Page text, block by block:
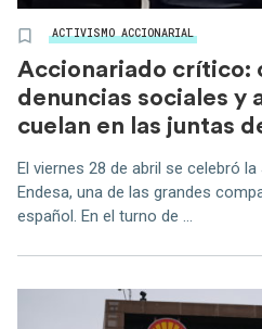
ACTIVISMO ACCIONARIAL
Accionariado crítico:
denuncias sociales y
cuelan en las juntas
El viernes 28 de abril se celebró
Endesa, una de las grandes
español. En el turno de ...